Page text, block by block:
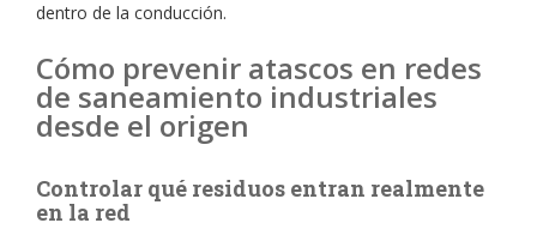
dentro de la conducción.
Cómo prevenir atascos en redes
de saneamiento industriales
desde el origen
Controlar qué residuos entran realmente
en la red